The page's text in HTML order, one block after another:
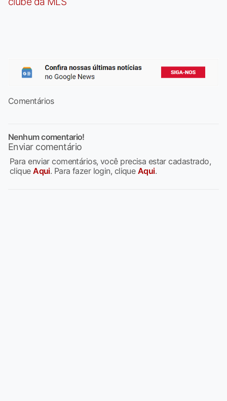
Comentários
Nenhum comentario!
Enviar comentário
Para enviar comentários, você precisa estar cadastrado,
cliqueAqui. Para fazer login, clique Aqui.